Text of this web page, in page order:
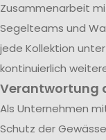
Zusammenarbeit
Segelteams und
jede Kollektion
kontinuierlich
Verantwortung
Als Unternehmen
Schutz der